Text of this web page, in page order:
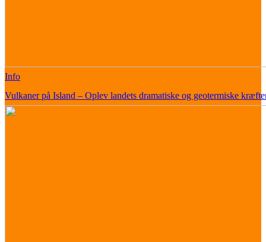
Info
Vulkaner på Island – Oplev landets dramatiske og geotermiske